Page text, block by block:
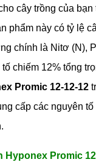
cây trồng của bạn
phẩm này có tỷ lệ
chính là Nitơ (N),
chiếm 12% tổng
Promic 12-12-12
cấp các nguyên tố
Hyponex Promic